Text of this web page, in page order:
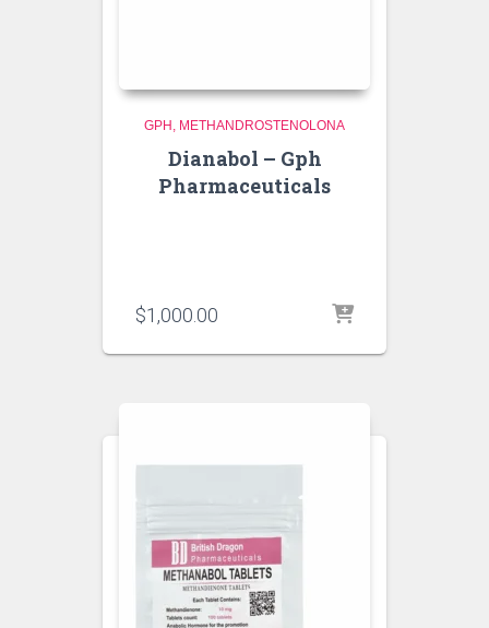
GPH METHANDROSTENOLONA
Dianabol – Gph
Pharmaceuticals
$1,000.00